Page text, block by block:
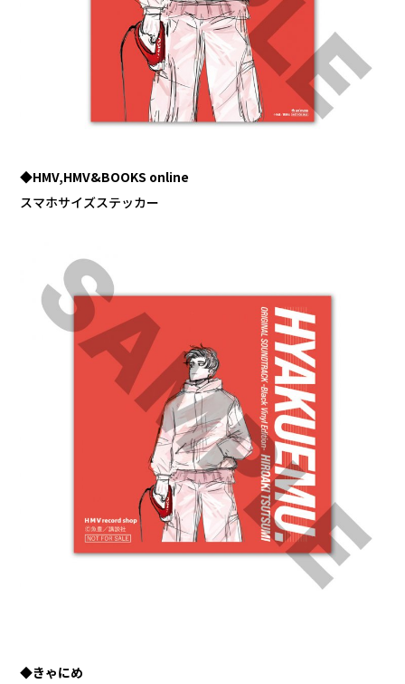
◆HMV,HMV&BOOKS online
スマホサイズステッカー
◆きゃにめ